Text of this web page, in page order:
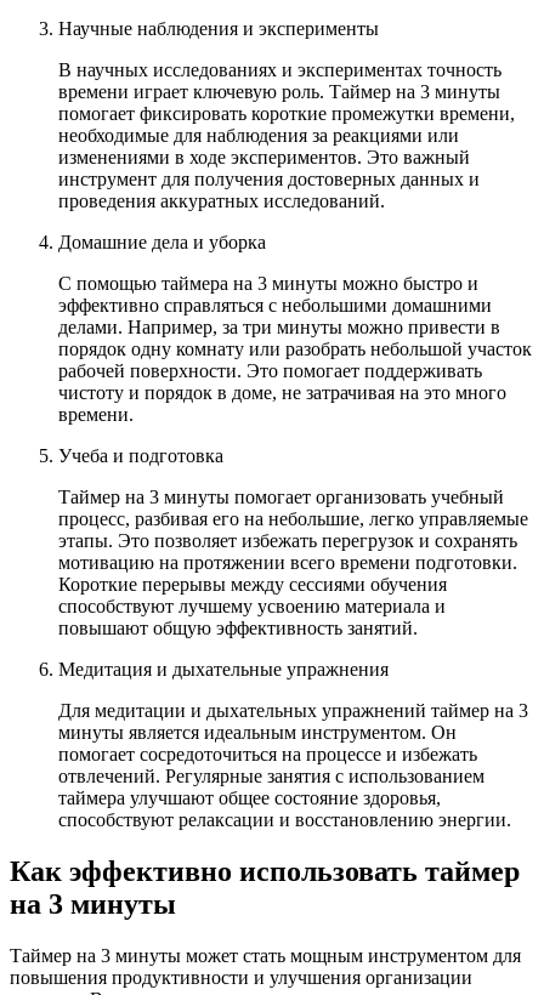
Научные наблюдения и эксперименты
В научных исследованиях и экспериментах точность
времени играет ключевую роль. Таймер на 3 минуты
помогает фиксировать короткие промежутки времени,
необходимые для наблюдения за реакциями или
изменениями в ходе экспериментов. Это важный
инструмент для получения достоверных данных и
проведения аккуратных исследований.
Домашние дела и уборка
С помощью таймера на 3 минуты можно быстро и
эффективно справляться с небольшими домашними
делами. Например, за три минуты можно привести в
порядок одну комнату или разобрать небольшой участок
рабочей поверхности. Это помогает поддерживать
чистоту и порядок в доме, не затрачивая на это много
времени.
Учеба и подготовка
Таймер на 3 минуты помогает организовать учебный
процесс, разбивая его на небольшие, легко управляемые
этапы. Это позволяет избежать перегрузок и сохранять
мотивацию на протяжении всего времени подготовки.
Короткие перерывы между сессиями обучения
способствуют лучшему усвоению материала и
повышают общую эффективность занятий.
Медитация и дыхательные упражнения
Для медитации и дыхательных упражнений таймер на 3
минуты является идеальным инструментом. Он
помогает сосредоточиться на процессе и избежать
отвлечений. Регулярные занятия с использованием
таймера улучшают общее состояние здоровья,
способствуют релаксации и восстановлению энергии.
Как эффективно использовать таймер
на 3 минуты
Таймер на 3 минуты может стать мощным инструментом для
повышения продуктивности и улучшения организации